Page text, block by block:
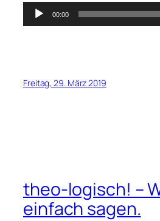
Audio-
Player
00:00
Freitag, 29. März 2019
theo-logisch! –
einfach sagen.